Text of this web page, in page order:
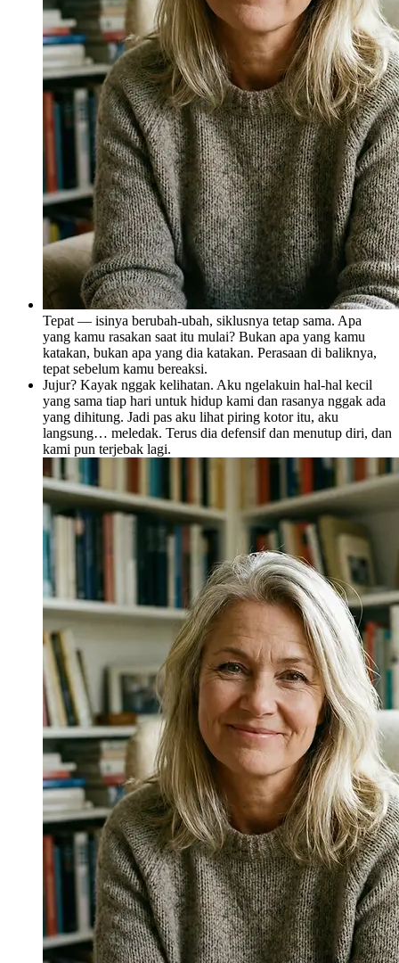
Tepat — isinya berubah-ubah, siklusnya tetap sama. Apa
yang kamu rasakan saat itu mulai? Bukan apa yang kamu
katakan, bukan apa yang dia katakan. Perasaan di baliknya,
tepat sebelum kamu bereaksi.
Jujur? Kayak nggak kelihatan. Aku ngelakuin hal-hal kecil
yang sama tiap hari untuk hidup kami dan rasanya nggak ada
yang dihitung. Jadi pas aku lihat piring kotor itu, aku
langsung… meledak. Terus dia defensif dan menutup diri, dan
kami pun terjebak lagi.